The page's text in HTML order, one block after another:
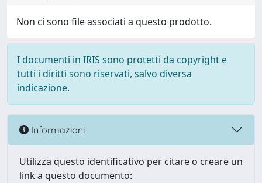
Non ci sono file associati a questo prodotto.
I documenti in IRIS sono protetti da copyright e
tutti i diritti sono riservati, salvo diversa
indicazione.
Informazioni
Utilizza questo identificativo per citare o creare un
link a questo documento: